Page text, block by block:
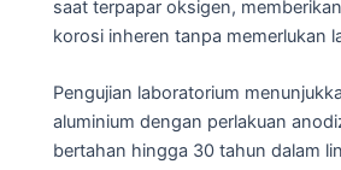
saat terpapar oksigen,
korosi inheren tanpa memerlukan
Pengujian laboratorium
aluminium dengan perlakuan
bertahan hingga 30 tahun dalam